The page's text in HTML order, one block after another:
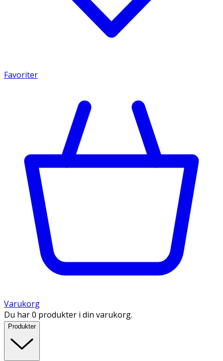
Favoriter
Varukorg
Du har 0 produkter i din varukorg.
Produkter